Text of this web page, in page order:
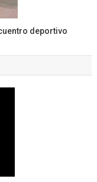
deportivo